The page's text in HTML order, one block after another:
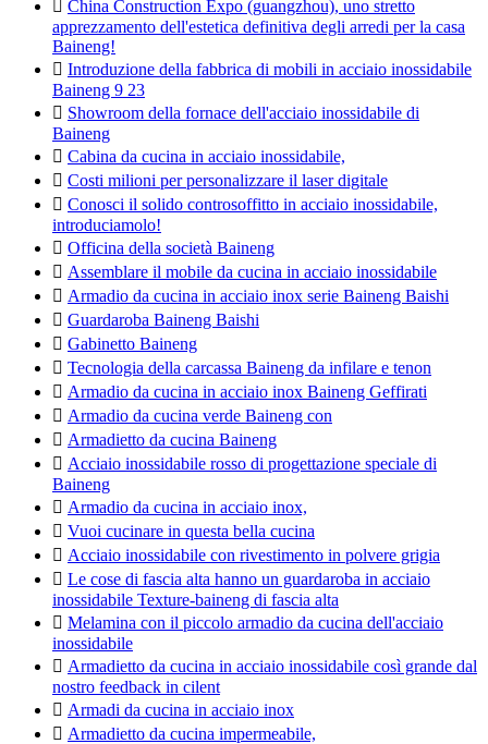
China Construction Expo (guangzhou), uno stretto
apprezzamento dell'estetica definitiva degli arredi per la casa
Baineng!
 Introduzione della fabbrica di mobili in acciaio inossidabile
Baineng 9 23
 Showroom della fornace dell'acciaio inossidabile di
Baineng
 Cabina da cucina in acciaio inossidabile,
 Costi milioni per personalizzare il laser digitale
 Conosci il solido controsoffitto in acciaio inossidabile,
introduciamolo!
 Officina della società Baineng
 Assemblare il mobile da cucina in acciaio inossidabile
 Armadio da cucina in acciaio inox serie Baineng Baishi
 Guardaroba Baineng Baishi
 Gabinetto Baineng
 Tecnologia della carcassa Baineng da infilare e tenon
 Armadio da cucina in acciaio inox Baineng Geffirati
 Armadio da cucina verde Baineng con
 Armadietto da cucina Baineng
 Acciaio inossidabile rosso di progettazione speciale di
Baineng
 Armadio da cucina in acciaio inox,
 Vuoi cucinare in questa bella cucina
 Acciaio inossidabile con rivestimento in polvere grigia
 Le cose di fascia alta hanno un guardaroba in acciaio
inossidabile Texture-baineng di fascia alta
 Melamina con il piccolo armadio da cucina dell'acciaio
inossidabile
 Armadietto da cucina in acciaio inossidabile così grande dal
nostro feedback in cilent
 Armadi da cucina in acciaio inox
 Armadietto da cucina impermeabile,